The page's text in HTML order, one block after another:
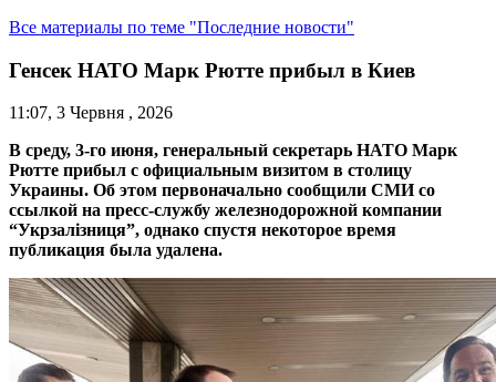
Все материалы по теме "Последние новости"
Генсек НАТО Марк Рютте прибыл в Киев
11:07, 3 Червня , 2026
В среду, 3-го июня, генеральный секретарь НАТО Марк
Рютте прибыл с официальным визитом в столицу
Украины. Об этом первоначально сообщили СМИ со
ссылкой на пресс-службу железнодорожной компании
“Укрзалізниця”, однако спустя некоторое время
публикация была удалена.